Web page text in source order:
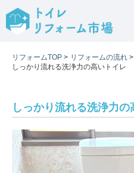
リフォームTOP > リフォームの流れ >
しっかり流れる洗浄力の高いトイレ
しっかり流れる洗浄力の